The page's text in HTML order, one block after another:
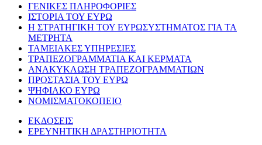
ΓΕΝΙΚΕΣ ΠΛΗΡΟΦΟΡΙΕΣ
ΙΣΤΟΡΙΑ ΤΟΥ ΕΥΡΩ
Η ΣΤΡΑΤΗΓΙΚΗ ΤΟΥ ΕΥΡΩΣΥΣΤΗΜΑΤΟΣ ΓΙΑ ΤΑ
ΜΕΤΡΗΤΑ
ΤΑΜΕΙΑΚΕΣ ΥΠΗΡΕΣΙΕΣ
ΤΡΑΠΕΖΟΓΡΑΜΜΑΤΙΑ ΚΑΙ ΚΕΡΜΑΤΑ
ΑΝΑΚΥΚΛΩΣΗ ΤΡΑΠΕΖΟΓΡΑΜΜΑΤΙΩΝ
ΠΡΟΣΤΑΣΙΑ ΤΟΥ ΕΥΡΩ
ΨΗΦΙΑΚΟ ΕΥΡΩ
ΝΟΜΙΣΜΑΤΟΚΟΠΕΙΟ
ΕΚΔΟΣΕΙΣ
ΕΡΕΥΝΗΤΙΚΗ ΔΡΑΣΤΗΡΙΟΤΗΤΑ